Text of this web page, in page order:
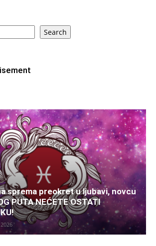
Search
sprema preokret u ljubavi, novcu
PUTA NEĆETE OSTATI